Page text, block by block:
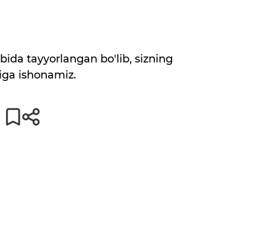
tayyorlangan bo'lib, sizning
ishonamiz.